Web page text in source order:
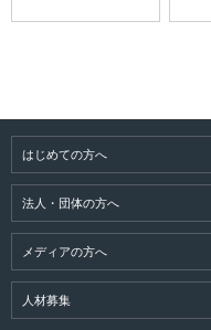
はじめての方へ
法人・団体の方へ
メディアの方へ
人材募集